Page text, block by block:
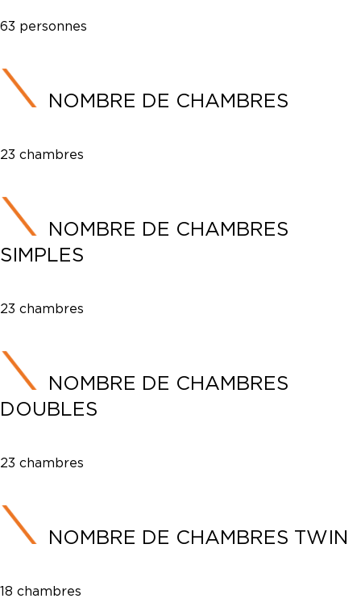
63 personnes
NOMBRE DE CHAMBRES
23 chambres
NOMBRE DE CHAMBRES
SIMPLES
23 chambres
NOMBRE DE CHAMBRES
DOUBLES
23 chambres
NOMBRE DE CHAMBRES TWIN
18 chambres